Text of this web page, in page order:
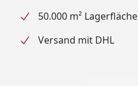
50.000 m² Lagerfläche
Versand mit DHL